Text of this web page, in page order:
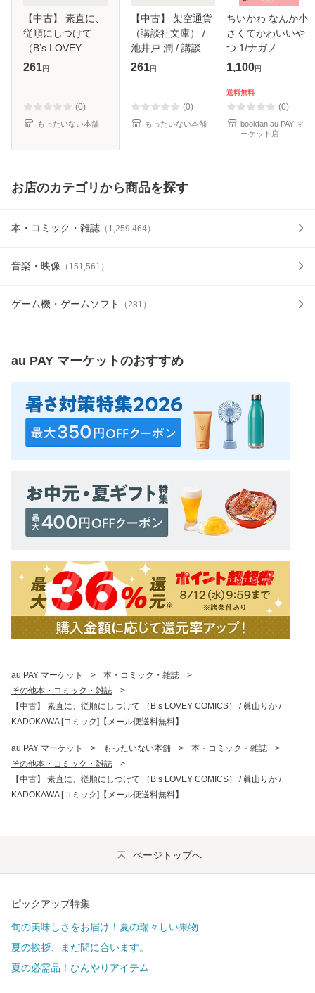
【中古】 素直に、
従順にしつけて
（B’s LOVEY
COMICS） / 眞山
便送料無料】
261円
(0)
もったいない本舗
【中古】 架空通貨
（講談社文庫） /
池井戸 潤 / 講談社
[文庫]【メール便送
261円
(0)
もったいない本舗
ちいかわ なんか小
さくてかわいいや
つ 1/ナガノ
1,100円
送料無料
(0)
bookfan au PAY マ
ーケット店
お店のカテゴリから商品を探す
本・コミック・雑誌 （ 1,259,464）
音楽・映像 （ 151,561 ）
ゲーム機・ゲームソフト （281 ）
au PAY マーケットのおすすめ
au PAY マーケット > 本・コミック・雑誌
>
その他本・コミック・雑誌
>
【中古】 素直に、従順にしつけて （B’s LOVEY COMICS） / 眞山りか /
KADOKAWA [コミック]【メール便送料無料】
au PAY マーケット > もったいない本舗 > 本・コミック・雑誌
>
その他本・コミック・雑誌
>
【中古】 素直に、従順にしつけて （B’s LOVEY COMICS） / 眞山りか /
KADOKAWA [コミック]【メール便送料無料】
ページトップへ
ピックアップ特集
旬の美味しさをお届け！夏の瑞々しい果物
夏の挨拶、まだ間に合います。
夏の必需品！ひんやりアイテム